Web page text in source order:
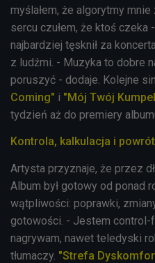
myślałem, że algorytmy
sercu czułem, że ktoś czeka
najbardziej tęsknił za
z ludźmi. - Muzyka to dobre
poruszyć - dodaje. Kolejne
Coming" i "Mój Twój
tydzień aż do premiery
Kontrola, kalkulacja i
Artysta przyznaje, że przez
Album był gotowy od ponad
wątpliwości: poprawki,
gotowości. - Jestem control-
nagrywam, nawet teledyski
tłumaczy. "Strefa